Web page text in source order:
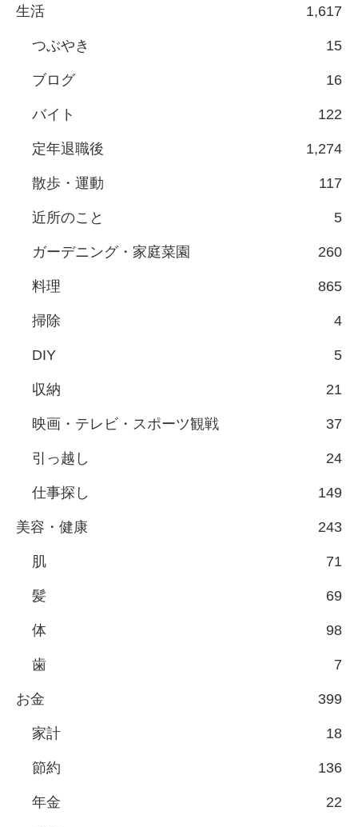
生活 1,617
つぶやき 15
ブログ 16
バイト 122
定年退職後 1,274
散歩・運動 117
近所のこと 5
ガーデニング・家庭菜園 260
料理 865
掃除 4
DIY 5
収納 21
映画・テレビ・スポーツ観戦 37
引っ越し 24
仕事探し 149
美容・健康 243
肌 71
髪 69
体 98
歯 7
お金 399
家計 18
節約 136
年金 22